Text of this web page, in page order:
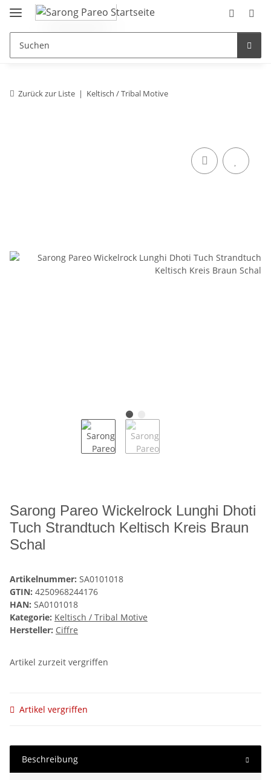
Zurück zur Liste Keltisch / Tribal Motive
Sarong Pareo Wickelrock Lunghi Dhoti
Tuch Strandtuch Keltisch Kreis Braun
Schal
Artikelnummer: SA0101018
GTIN: 4250968244176
HAN: SA0101018
Kategorie: Keltisch / Tribal Motive
Hersteller: Ciffre
Artikel zurzeit vergriffen
Artikel vergriffen
Beschreibung